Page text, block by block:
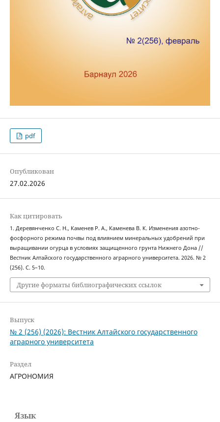
pdf
Опубликован
27.02.2026
Как цитировать
1. Деревянченко С. Н., Каменев Р. А., Каменева В. К. Изменения азотно-
фосфорного режима почвы под влиянием минеральных удобрений при
выращивании огурца в условиях защищенного грунта Нижнего Дона //
Вестник Алтайского государственного аграрного университета. 2026. № 2
(256). С. 5–10.
Другие форматы библиографических ссылок
Выпуск
№ 2 (256) (2026): Вестник Алтайского государственного
аграрного университета
Раздел
АГРОНОМИЯ
Язык